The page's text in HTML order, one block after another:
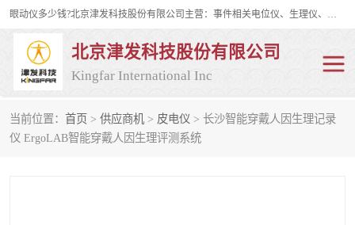
眼动仪多少钱?北京津发科技股份有限公司主营：事件相关电位仪、生理仪、肌电仪、脑电仪、皮电仪、眼动仪；是国家级高新技术企业、科技部认定的科技型中小企业和中关村高新技术企业，具备保密资格，具备自主进出口经营权；自主研发技术、产品与服务荣获多项省部级科学技术奖励、国家发明专利、国家软件著作权和省部级新技术新产品（服务）认证。
北京津发科技股份有限公司
Kingfar International Inc
当前位置： 首页 > 供应商机 > 皮电仪 > 长沙智能穿戴人因生理记录
仪 ErgoLAB智能穿戴人因生理评测系统
皮电仪 脑电仪